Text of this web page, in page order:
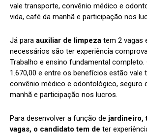
vale transporte, convênio médico e
vida, café da manhã e participação nos
Já para auxiliar de limpeza tem 2 vagas
necessários são ter experiência
Trabalho e ensino fundamental completo.
1.670,00 e entre os benefícios estão vale
convênio médico e odontológico, seguro
manhã e participação nos lucros.
Para desenvolver a função de jardineiro,
vagas, o candidato tem de ter